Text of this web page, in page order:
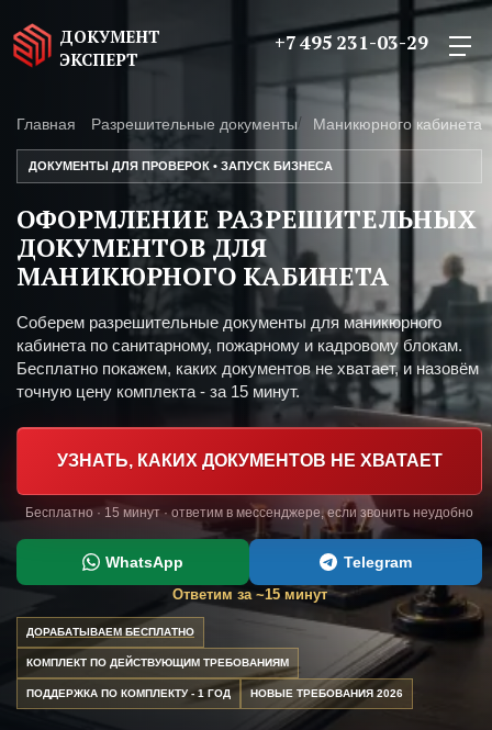
ДОКУМЕНТ
ЭКСПЕРТ
+7 495 231-03-29
Главная Разрешительные документы Маникюрного кабинета
ДОКУМЕНТЫ ДЛЯ ПРОВЕРОК • ЗАПУСК БИЗНЕСА
ОФОРМЛЕНИЕ РАЗРЕШИТЕЛЬНЫХ
ДОКУМЕНТОВ ДЛЯ
МАНИКЮРНОГО КАБИНЕТА
Соберем разрешительные документы для маникюрного
кабинета по санитарному, пожарному и кадровому блокам.
Бесплатно покажем, каких документов не хватает, и назовём
точную цену комплекта - за 15 минут.
УЗНАТЬ, КАКИХ ДОКУМЕНТОВ НЕ ХВАТАЕТ
Бесплатно · 15 минут · ответим в мессенджере, если звонить неудобно
WhatsApp Telegram
Ответим за ~15 минут
ДОРАБАТЫВАЕМ БЕСПЛАТНО
КОМПЛЕКТ ПО ДЕЙСТВУЮЩИМ ТРЕБОВАНИЯМ
ПОДДЕРЖКА ПО КОМПЛЕКТУ - 1 ГОД НОВЫЕ ТРЕБОВАНИЯ 2026